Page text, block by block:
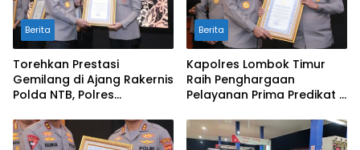
Berita
Torehkan Prestasi
Gemilang di Ajang Rakernis
Polda NTB, Polres
Penghargaan Pelayanan
Prima Kapolri
Berita
Kapolres Lombok Timur
Raih Penghargaan
Pelayanan Prima Predikat A